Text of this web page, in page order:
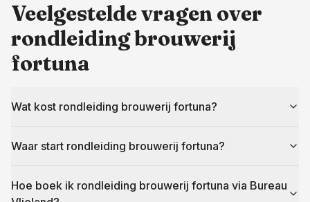
Veelgestelde vragen over
rondleiding brouwerij
fortuna
Wat kost rondleiding brouwerij fortuna?
Waar start rondleiding brouwerij fortuna?
Hoe boek ik rondleiding brouwerij fortuna via Bureau